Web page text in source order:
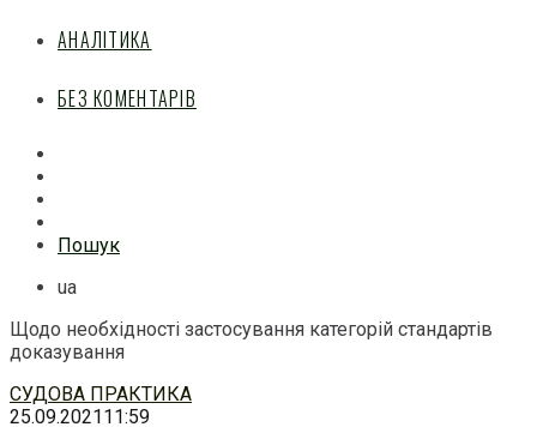
АНАЛІТИКА
БЕЗ КОМЕНТАРІВ
Пошук
ua
Щодо необхідності застосування категорій стандартів
доказування
Перейти
до
СУДОВА ПРАКТИКА
25.09.202111:59